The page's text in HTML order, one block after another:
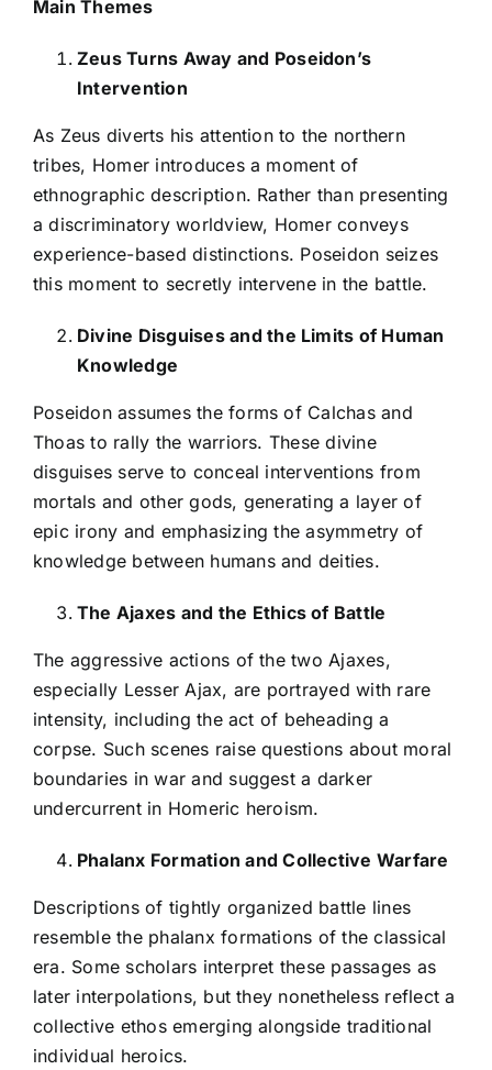
Main Themes
Zeus Turns Away and Poseidon’s
Intervention
As Zeus diverts his attention to the northern
tribes, Homer introduces a moment of
ethnographic description. Rather than presenting
a discriminatory worldview, Homer conveys
experience-based distinctions. Poseidon seizes
this moment to secretly intervene in the battle.
Divine Disguises and the Limits of Human
Knowledge
Poseidon assumes the forms of Calchas and
Thoas to rally the warriors. These divine
disguises serve to conceal interventions from
mortals and other gods, generating a layer of
epic irony and emphasizing the asymmetry of
knowledge between humans and deities.
The Ajaxes and the Ethics of Battle
The aggressive actions of the two Ajaxes,
especially Lesser Ajax, are portrayed with rare
intensity, including the act of beheading a
corpse. Such scenes raise questions about moral
boundaries in war and suggest a darker
undercurrent in Homeric heroism.
Phalanx Formation and Collective Warfare
Descriptions of tightly organized battle lines
resemble the phalanx formations of the classical
era. Some scholars interpret these passages as
later interpolations, but they nonetheless reflect a
collective ethos emerging alongside traditional
individual heroics.